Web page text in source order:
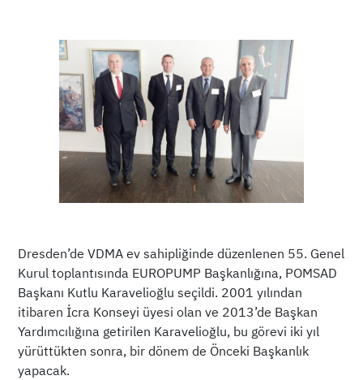
Dresden’de VDMA ev sahipliğinde düzenlenen 55. Genel
Kurul toplantısında EUROPUMP Başkanlığına, POMSAD
Başkanı Kutlu Karavelioğlu seçildi. 2001 yılından
itibaren İcra Konseyi üyesi olan ve 2013’de Başkan
Yardımcılığına getirilen Karavelioğlu, bu görevi iki yıl
yürüttükten sonra, bir dönem de Önceki Başkanlık
yapacak.